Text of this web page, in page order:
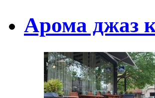
Арома джаз